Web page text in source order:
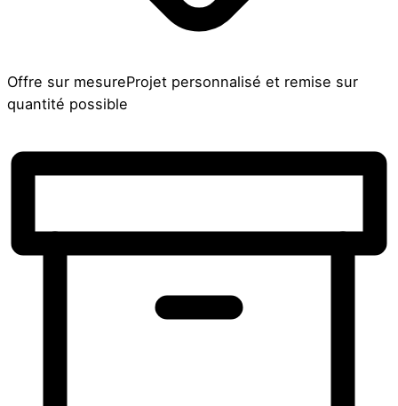
Offre sur mesureProjet personnalisé et remise sur
quantité possible